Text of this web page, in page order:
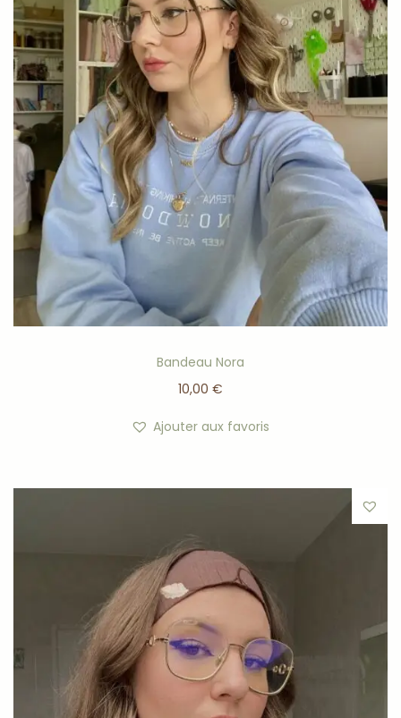
Bandeau Nora
10,00 €
Ajouter aux favoris